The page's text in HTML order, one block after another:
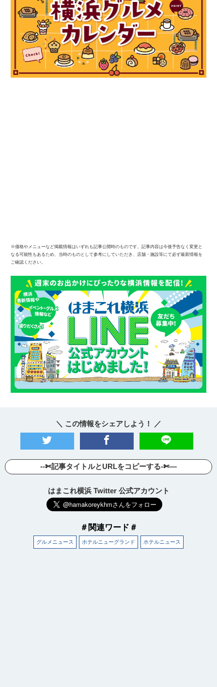
※価格やメニューなど掲載情報はいずれも記事公開時のものです。記事内容は今後予告なく変更と
なる可能性もあるため、当時のものとして参考にしていただき、店舗・施設等にて必ず最新情報を
ご確認ください。
＼ この情報をシェアしよう！ ／
--✄記事タイトルとURLをコピーする-✄—
はまこれ横浜 Twitter 公式アカウント
＃関連ワード＃
グルメニュース ホテルニューグランド ホテルニュース